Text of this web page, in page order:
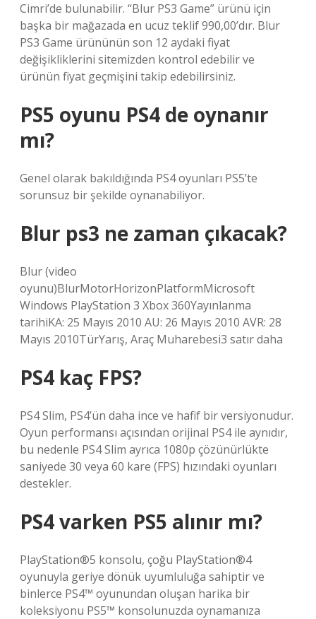
Cimri’de bulunabilir. “Blur PS3 Game” ürünü için
başka bir mağazada en ucuz teklif 990,00’dır. Blur
PS3 Game ürününün son 12 aydaki fiyat
değişikliklerini sitemizden kontrol edebilir ve
ürünün fiyat geçmişini takip edebilirsiniz.
PS5 oyunu PS4 de oynanır
mı?
Genel olarak bakıldığında PS4 oyunları PS5’te
sorunsuz bir şekilde oynanabiliyor.
Blur ps3 ne zaman çıkacak?
Blur (video
oyunu)BlurMotorHorizonPlatformMicrosoft
Windows PlayStation 3 Xbox 360Yayınlanma
tarihiKA: 25 Mayıs 2010 AU: 26 Mayıs 2010 AVR: 28
Mayıs 2010TürYarış, Araç Muharebesi3 satır daha
PS4 kaç FPS?
PS4 Slim, PS4’ün daha ince ve hafif bir versiyonudur.
Oyun performansı açısından orijinal PS4 ile aynıdır,
bu nedenle PS4 Slim ayrıca 1080p çözünürlükte
saniyede 30 veya 60 kare (FPS) hızındaki oyunları
destekler.
PS4 varken PS5 alınır mı?
PlayStation®5 konsolu, çoğu PlayStation®4
oyunuyla geriye dönük uyumluluğa sahiptir ve
binlerce PS4™ oyunundan oluşan harika bir
koleksiyonu PS5™ konsolunuzda oynamanıza